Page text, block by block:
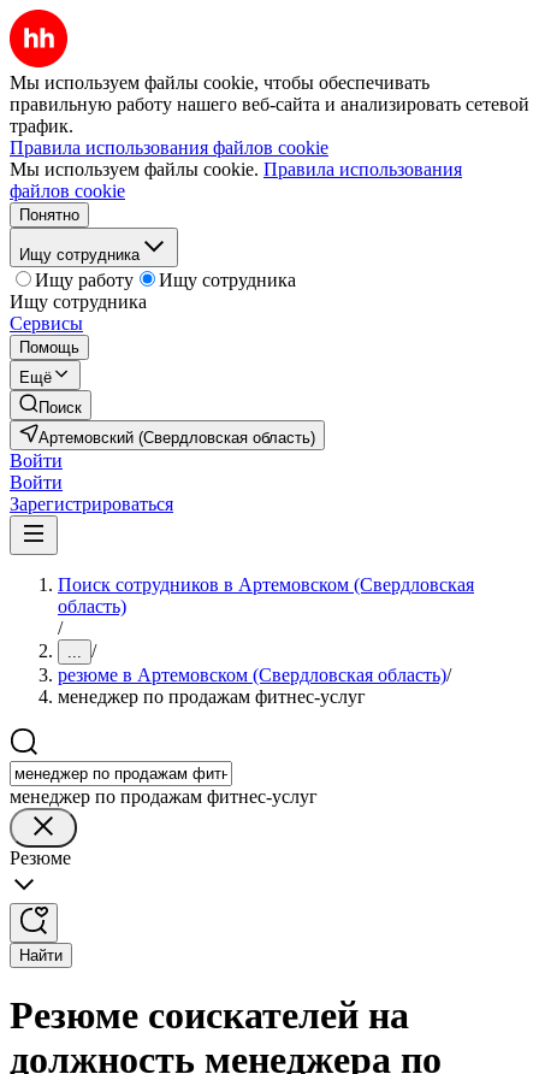
Мы используем файлы cookie, чтобы обеспечивать
правильную работу нашего веб-сайта и анализировать сетевой
трафик.
Правила использования файлов cookie
Мы используем файлы cookie. Правила использования
файлов cookie
Понятно
Ищу сотрудника
Ищу работу
Ищу сотрудника
Ищу сотрудника
Сервисы
Помощь
Ещё
Поиск
Артемовский (Свердловская область)
Войти
Войти
Зарегистрироваться
Поиск сотрудников в Артемовском (Свердловская
область)
/
... /
резюме в Артемовском (Свердловская область)/
менеджер по продажам фитнес-услуг
менеджер по продажам фитнес-услуг
Резюме
Найти
Резюме соискателей на
должность менеджера по